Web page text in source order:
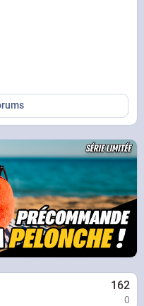
162
0